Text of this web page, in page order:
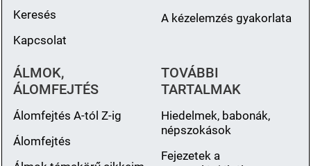
Keresés
Kapcsolat
A kézelemzés gyakorlata
ÁLMOK,
ÁLOMFEJTÉS
Álomfejtés A-tól Z-ig
Álomfejtés
TOVÁBBI
TARTALMAK
Hiedelmek, babonák,
népszokások
Fejezetek a